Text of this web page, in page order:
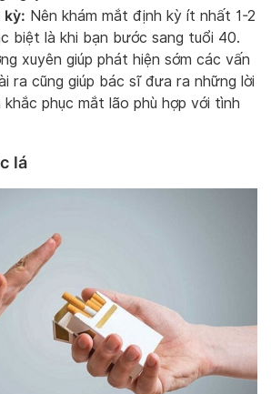
kỳ: Nên khám mắt định kỳ ít nhất 1-2
biệt là khi bạn bước sang tuổi 40.
xuyên giúp phát hiện sớm các vấn
ra cũng giúp bác sĩ đưa ra những lời
phục mắt lão phù hợp với tình
lá